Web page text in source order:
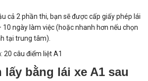
cả 2 phần thi, bạn sẽ được cấp giấy phép lái
ngày làm việc (hoặc nhanh hơn nếu chọn
tại trung tâm).
20 câu điểm liệt A1
bằng lái xe A1 sau